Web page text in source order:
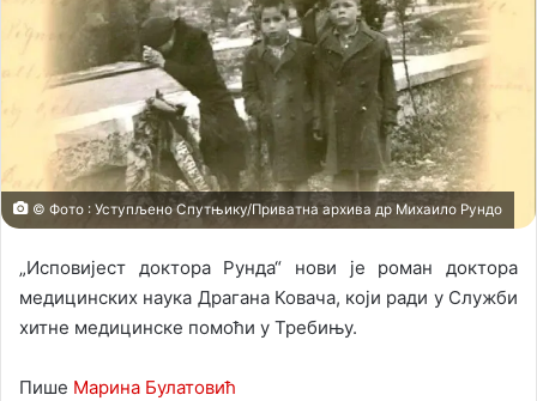
w
o
X
n
e
a
i
l
© Фото : Уступљено Спутњику/Приватна архива др Михаило Рундо
„Исповијест доктора Рунда“ нови је роман доктора
медицинских наука Драгана Ковача, који ради у Служби
хитне медицинске помоћи у Требињу.
Пише Марина Булатовић